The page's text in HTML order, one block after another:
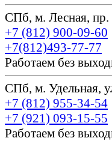
СПб, м. Лесная,
+7 (812) 900-09-60
+7(812)493-77-77
Работаем без
СПб, м. Удельная,
+7 (812) 955-34-54
+7 (921) 093-15-55
Работаем без